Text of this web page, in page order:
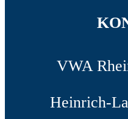
VWA
Heinrich-